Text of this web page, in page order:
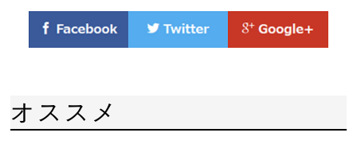
オススメ